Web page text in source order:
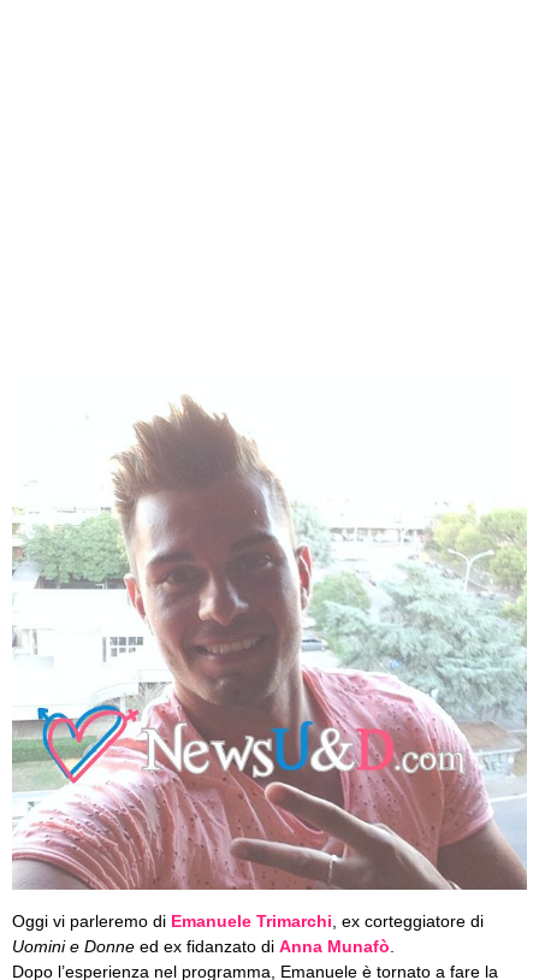
Oggi vi parleremo di Emanuele Trimarchi , ex corteggiatore di
Uomini e Donne ed ex fidanzato di Anna Munafò
Dopo l’esperienza nel programma, Emanuele è tornato a fare la